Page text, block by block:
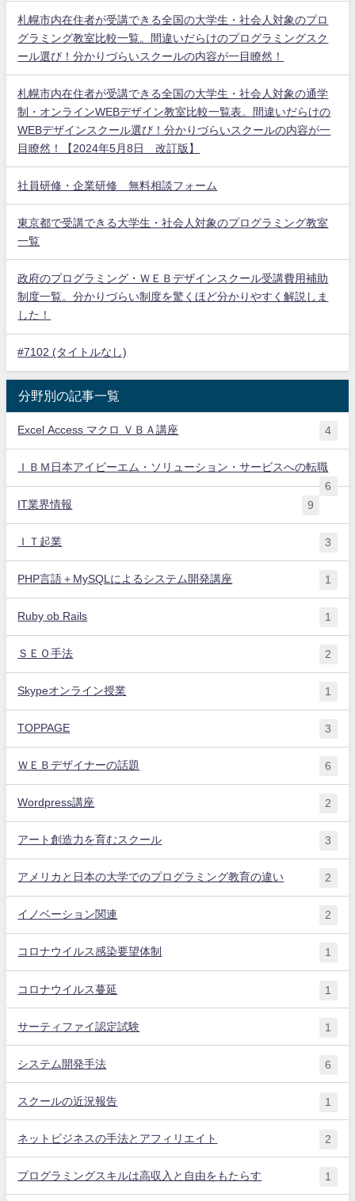
札幌市内在住者が受講できる全国の大学生・社会人対象のプロ
グラミング教室比較一覧。間違いだらけのプログラミングスク
ール選び！分かりづらいスクールの内容が一目瞭然！
札幌市内在住者が受講できる全国の大学生・社会人対象の通学
制・オンラインWEBデザイン教室比較一覧表。間違いだらけの
WEBデザインスクール選び！分かりづらいスクールの内容が一
目瞭然！【2024年5月8日 改訂版】
社員研修・企業研修 無料相談フォーム
東京都で受講できる大学生・社会人対象のプログラミング教室
一覧
政府のプログラミング・ＷＥＢデザインスクール受講費用補助
制度一覧。分かりづらい制度を驚くほど分かりやすく解説しま
した！
#7102 (タイトルなし)
分野別の記事一覧
Excel Access マクロ ＶＢＡ講座 4
ＩＢＭ日本アイビーエム・ソリューション・サービスへの転職
6
IT業界情報
9
ＩＴ起業 3
PHP言語＋MySQLによるシステム開発講座 1
Ruby ob Rails 1
ＳＥＯ手法 2
Skypeオンライン授業 1
TOPPAGE 3
ＷＥＢデザイナーの話題 6
Wordpress講座 2
アート創造力を育むスクール 3
アメリカと日本の大学でのプログラミング教育の違い 2
イノベーション関連 2
コロナウイルス感染要望体制 1
コロナウイルス蔓延 1
サーティファイ認定試験 1
システム開発手法 6
スクールの近況報告 1
ネットビジネスの手法とアフィリエイト 2
プログラミングスキルは高収入と自由をもたらす 1